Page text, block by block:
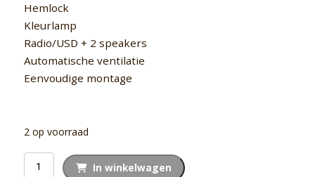
Hemlock
Kleurlamp
Radio/USD + 2 speakers
Automatische ventilatie
Eenvoudige montage
2 op voorraad
Outlet
In winkelwagen